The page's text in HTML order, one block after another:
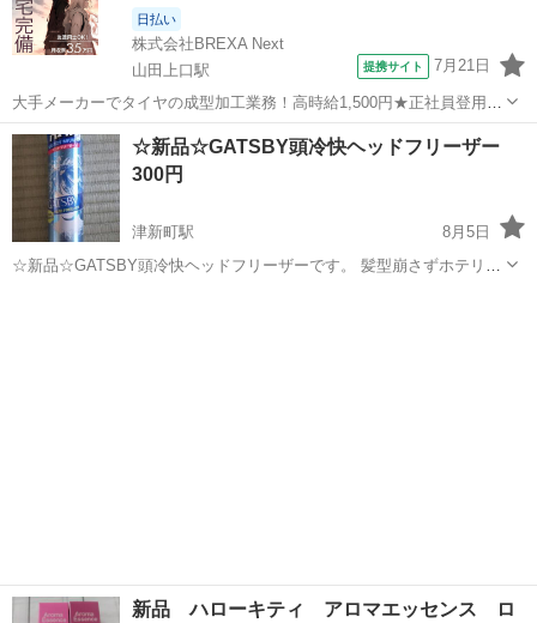
日払い
株式会社BREXA Next
山田上口駅
提携サイト 7月21日
大手メーカーでタイヤの成型加工業務！高時給1,500円★正社員登用制
度あり！ワンルーム寮完備！マイカー通勤OK！無料駐車場あり！《三
重県伊勢市》 人気の工場のお仕事 ◇タイヤの製造◇ トラック・バ
ス・RV車用を中心とした...
三重 伊勢市 山田上口駅 その他
☆新品☆GATSBY頭冷快ヘッドフリーザー
300円
津新町駅
8月5日
☆新品☆GATSBY頭冷快ヘッドフリーザーです。 髪型崩さずホテリを
新品 ハローキティ アロマエッセンス ロ